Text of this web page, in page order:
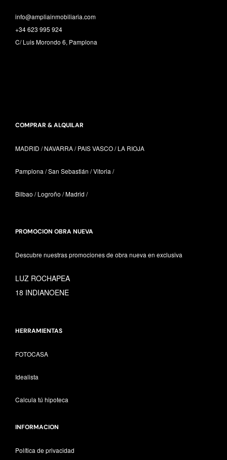
info@ampliainmobiliaria.com
+34 623 995 924
C/ Luis Morondo 6, Pamplona
COMPRAR & ALQUILAR
MADRID / NAVARRA /PAIS VASCO /LA RIOJA
Pamplona / San Sebastián / Vitoria /
Bilbao / Logroño / Madrid /
PROMOCION OBRA NUEVA
Descubre nuestras promociones de obra nueva en exclusiva
LUZ ROCHAPEA
18 INDIANOENE
HERRAMIENTAS
FOTOCASA
Idealista
Calcula tú hipoteca
INFORMACION
Política de privacidad